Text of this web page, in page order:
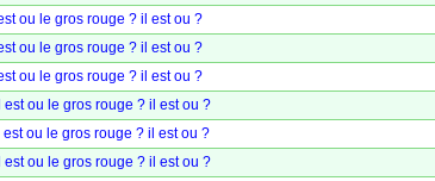
ou le gros rouge ? il est ou ?
ou le gros rouge ? il est ou ?
ou le gros rouge ? il est ou ?
est ou le gros rouge ? il est ou ?
est ou le gros rouge ? il est ou ?
est ou le gros rouge ? il est ou ?